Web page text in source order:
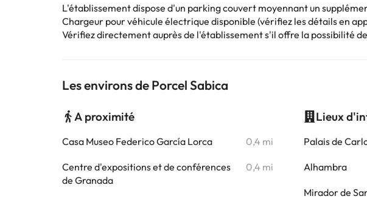
L'établissement dispose d'un parking couvert moyennant un
Chargeur pour véhicule électrique disponible (vérifiez les détails en
Vérifiez directement auprès de l'établissement s'il offre la possibilité
Les environs de Porcel Sabica
A proximité
Casa Museo Federico García Lorca 0,4 mi
Centre d'expositions et de conférences
de Granada
0,4 mi
Lieux
Palais de
Alhambra
Mirador de